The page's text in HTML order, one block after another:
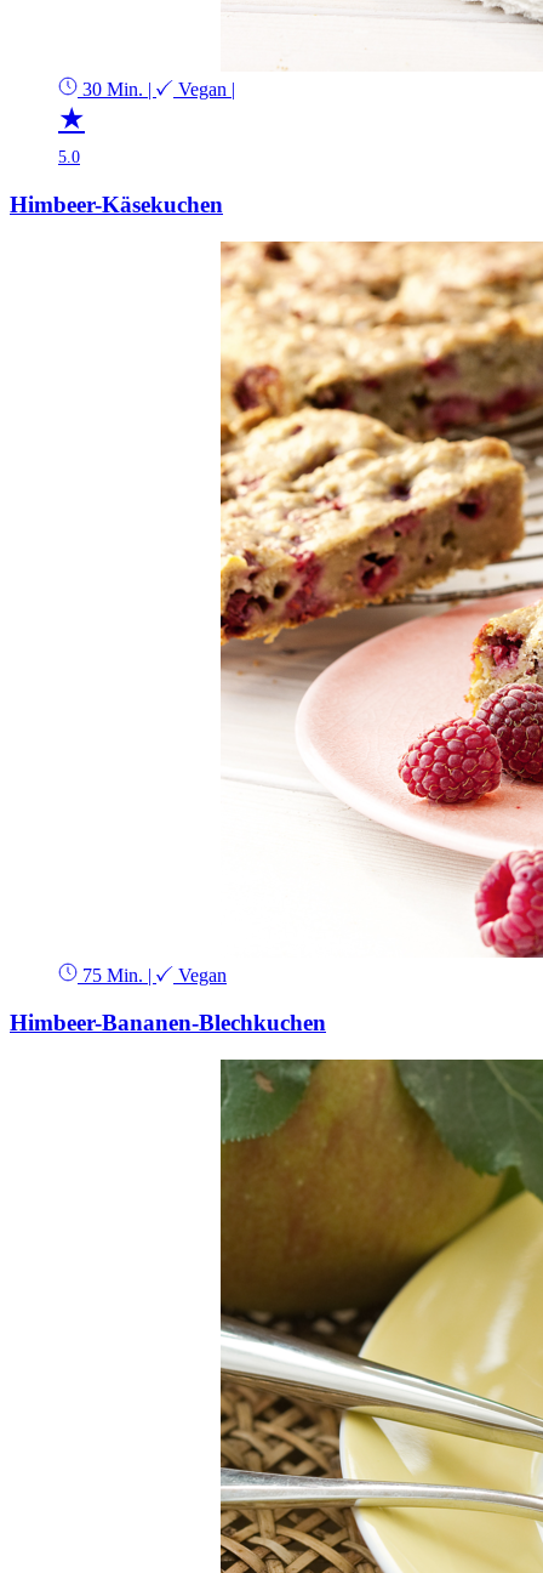
30 Min. | Vegan |
★
5.0
Himbeer-Käsekuchen
75 Min. | Vegan
Himbeer-Bananen-Blechkuchen